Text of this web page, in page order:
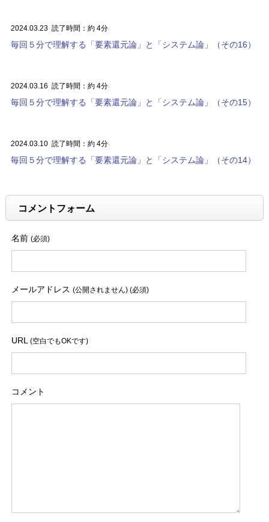
2024.03.23 読了時間：約 4分
毎回５分で理解する「要素還元論」と「システム論」（その16）
2024.03.16 読了時間：約 4分
毎回５分で理解する「要素還元論」と「システム論」（その15）
2024.03.10 読了時間：約 4分
毎回５分で理解する「要素還元論」と「システム論」（その14）
コメントフォーム
名前 (必須)
メールアドレス (公開されません) (必須)
URL (空白でもOKです)
コメント